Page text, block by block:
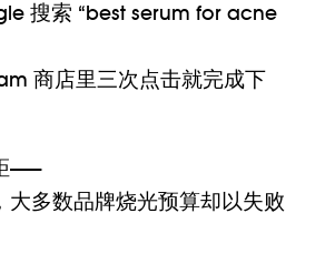
搜索 “best serum for acne
商店里三次点击就完成下
——
大多数品牌烧光预算却以失败